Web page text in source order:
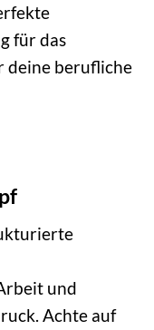
für das
deine berufliche
und
Achte auf